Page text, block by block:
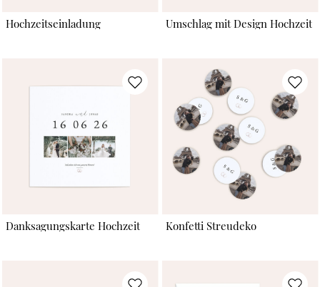
Hochzeitseinladung Umschlag mit Design Hochzeit
Danksagungskarte Hochzeit Konfetti Streudeko